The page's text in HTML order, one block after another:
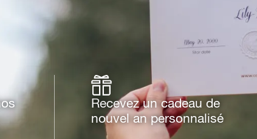
Recevez un cadeau de
nouvel an personnalisé